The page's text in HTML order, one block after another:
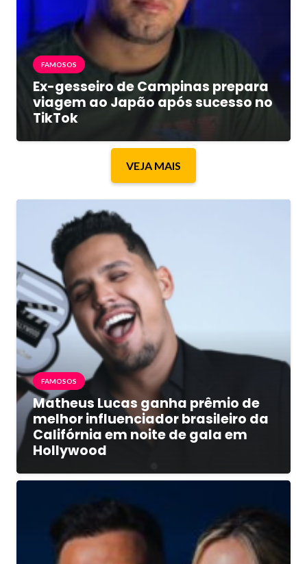
FAMOSOS
Ex-gesseiro de Campinas prepara
viagem ao Japão após sucesso no
TikTok
VEJA MAIS
FAMOSOS
Matheus Lucas ganha prêmio de
melhor influenciador brasileiro da
Califórnia em noite de gala em
Hollywood